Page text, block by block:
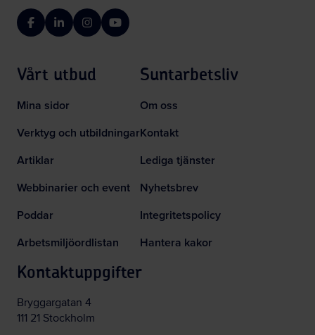
FacebookLinkedInInstagramYouTube
Vårt utbud
Mina sidor
Verktyg och utbildningar
Artiklar
Webbinarier och event
Poddar
Arbetsmiljöordlistan
Suntarbetsliv
Om oss
Kontakt
Lediga tjänster
Nyhetsbrev
Integritetspolicy
Hantera kakor
Kontaktuppgifter
Bryggargatan 4
111 21 Stockholm